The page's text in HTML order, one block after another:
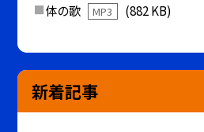
体の歌
MP3 (882 KB)
新着記事